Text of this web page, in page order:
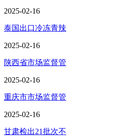
2025-02-16
泰国出口冷冻青辣
2025-02-16
陕西省市场监督管
2025-02-16
重庆市市场监督管
2025-02-16
甘肃检出21批次不